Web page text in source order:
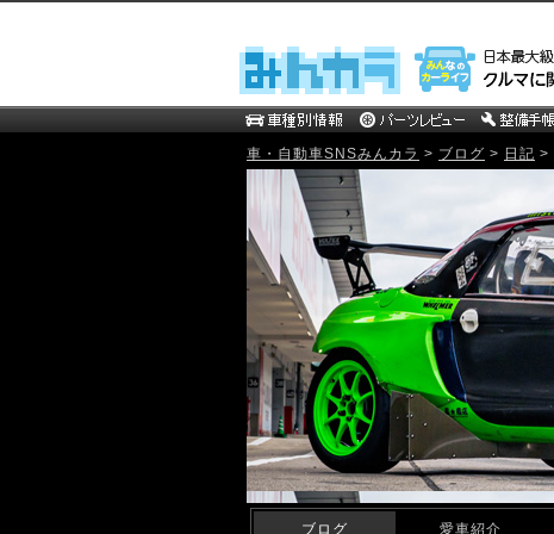
車・自動車SNSみんカラ > ブログ > 日記 >
mistbahn MOTOR WEB Blog
ブログ 愛車紹介